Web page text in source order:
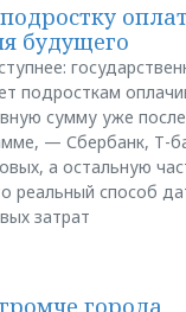
будущего
подросткам
сумму уже
— Сбербанк, Т-
а остальную
реальный способ
затрат
города